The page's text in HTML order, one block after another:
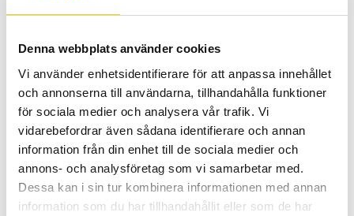
Denna webbplats använder cookies
Vi använder enhetsidentifierare för att anpassa innehållet
och annonserna till användarna, tillhandahålla funktioner
för sociala medier och analysera vår trafik. Vi
vidarebefordrar även sådana identifierare och annan
information från din enhet till de sociala medier och
annons- och analysföretag som vi samarbetar med.
Dessa kan i sin tur kombinera informationen med annan
information som du har tillhandahållit eller som de har
Cube Acid 200 Disc 2026 Lizard´n
Cube Acid 200 Disc - Byggd för
4 790:-
Add to favorites
BUY
Cube Acid 200 Disc 2027 Galactic
Cube Acid 200 Disc för juniorer är
skogsstigar till dagliga turer till
skolan med en lätt och tålig
konstruktion.
4 790:-
BUY